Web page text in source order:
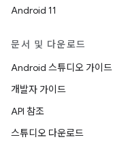
Android 11
문서 및 다운로드
Android 스튜디오 가이드
개발자 가이드
API 참조
스튜디오 다운로드